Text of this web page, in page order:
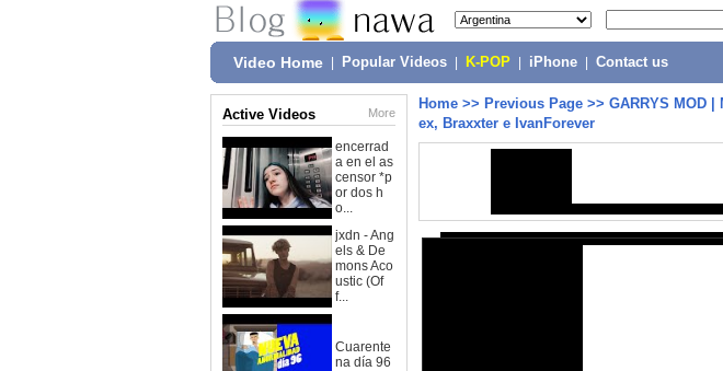
Video Home Popular Videos K-POP iPhone Contact us
Active Videos More
encerrad
a en el as
censor *p
or dos h
o...
jxdn - Ang
els & De
mons Aco
ustic (Of
f...
Cuarente
na día 96
Home >> Previous Page >> GARRYS MOD |
ex, Braxxter e IvanForever